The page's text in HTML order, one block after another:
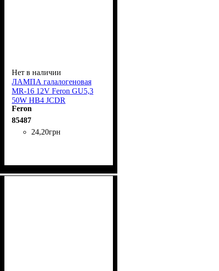
Нет в наличии
ЛАМПА галалогеновая
MR-16 12V Feron GU5,3
50W HB4 JCDR
Feron
85487
24,20грн